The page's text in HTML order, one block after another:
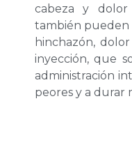
cabeza y dolor
también pueden
hinchazón,
inyección, que
administración
peores y a durar